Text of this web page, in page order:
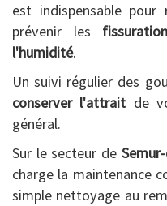
est indispensable
prévenir les
l'humidité.
Un suivi régulier des
conserver l'attrait de
général.
Sur le secteur de
charge la maintenance
simple nettoyage au